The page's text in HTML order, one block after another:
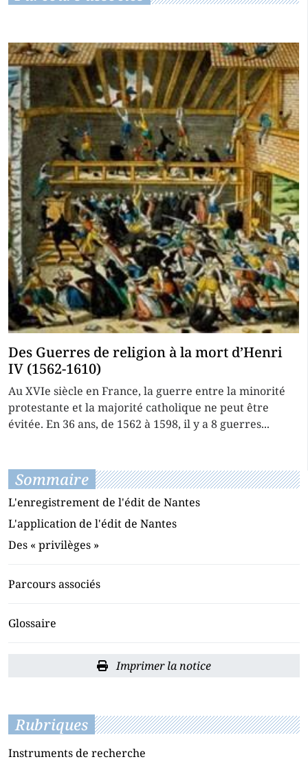
Des Guerres de religion à la mort d’Henri
IV (1562-1610)
Au XVIe siècle en France, la guerre entre la minorité
protestante et la majorité catholique ne peut être
évitée. En 36 ans, de 1562 à 1598, il y a 8 guerres...
Sommaire
L'enregistrement de l'édit de Nantes
L'application de l'édit de Nantes
Des « privilèges »
Parcours associés
Glossaire
Imprimer la notice
Rubriques
Instruments de recherche